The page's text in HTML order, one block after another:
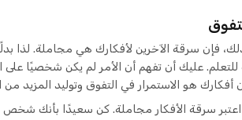
فإن سرقة الآخرين لأفكارك هي مجاملة. لذا
عليك أن تفهم أن الأمر لم يكن شخصيًا على
هو الاستمرار في التفوق وتوليد المزيد من
سرقة الأفكار مجاملة. كن سعيدًا بأنك شخص